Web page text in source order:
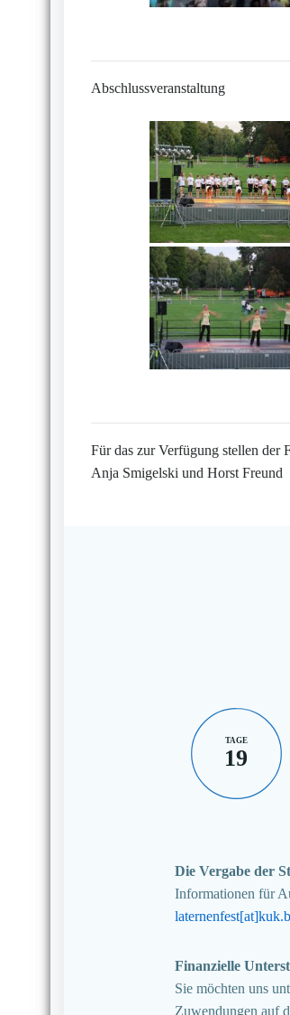
Abschlussveranstaltung
Für das zur Verfügung stellen der
Anja Smigelski und Horst Freund
TAGE
19
Die Vergabe der
Informationen für
Finanzielle
Sie möchten uns
Zuwendungen auf